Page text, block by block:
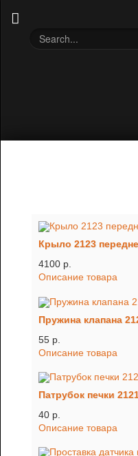
Крыло 2123
4100 p.
Описание товара
Пружина клапана
55 p.
Описание товара
Патрубок печки
40 p.
Описание товара